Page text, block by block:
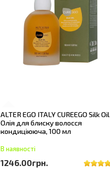
ALTER EGO ITALY CUREEGO Silk Oil
Олія для блиску волосся
кондиціююча, 100 мл
В наявності
1246.00грн.